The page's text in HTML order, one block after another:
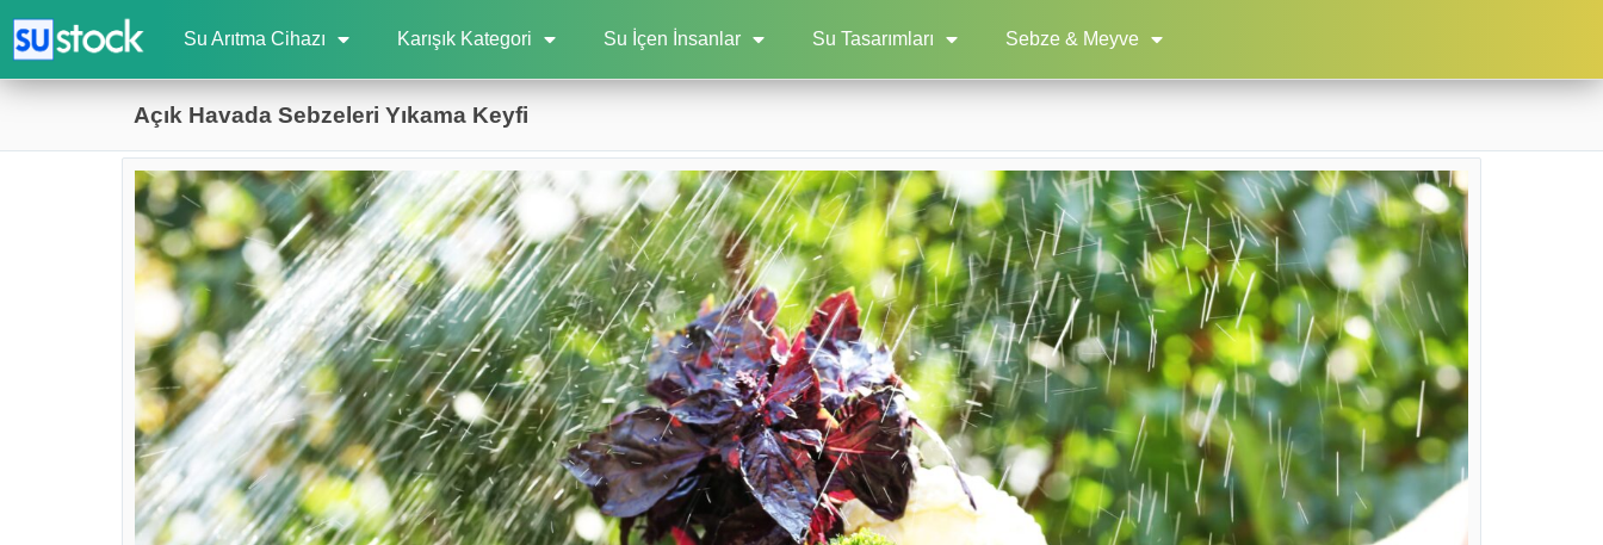
Su Arıtma Cihazı Karışık Kategori Su İçen İnsanlar Su Tasarımları Sebze & Meyve
Açık Havada Sebzeleri Yıkama Keyfi